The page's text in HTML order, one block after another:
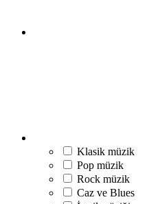
Klasik müzik
Pop müzik
Rock müzik
Caz ve Blues